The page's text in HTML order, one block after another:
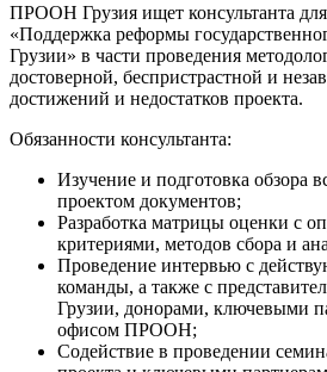
ПРООН Грузия ищет консультанта
«Поддержка реформы
Грузии» в части проведения
достоверной, беспристрастной и
достижений и недостатков проекта.
Обязанности консультанта:
Изучение и подготовка обзора
проектом документов;
Разработка матрицы оценки с
критериями, методов сбора и
Проведение интервью с
команды, а также с
Грузии, донорами, ключевыми
офисом ПРООН;
Содействие в проведении